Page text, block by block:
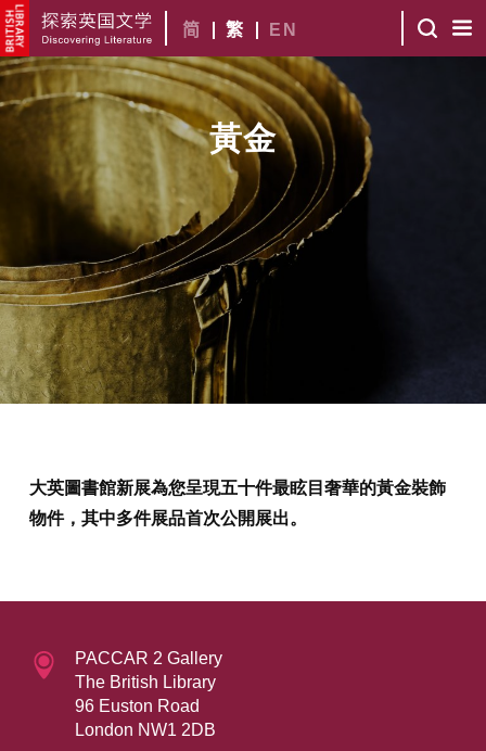
简 繁 EN
黃金
大英圖書館新展為您呈現五十件最眩目奢華的黃金裝飾
物件，其中多件展品首次公開展出。
PACCAR 2 Gallery
The British Library
96 Euston Road
London NW1 2DB